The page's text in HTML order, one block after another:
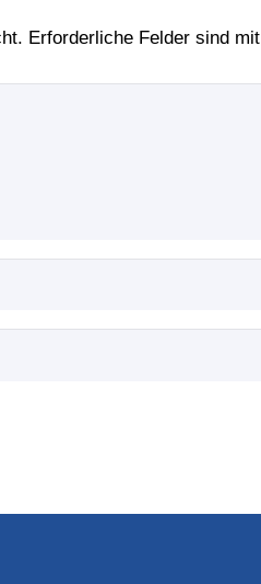
Erforderliche Felder sind mit